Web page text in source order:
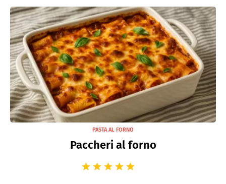
PASTA AL FORNO
Paccheri al forno